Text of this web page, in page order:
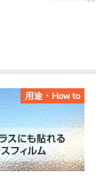
用途・How to